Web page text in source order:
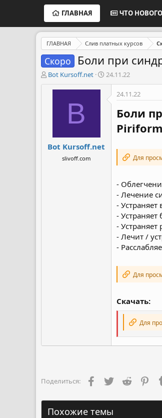
ГЛАВНАЯ ЧТО
ГЛАВНАЯ Слив платных курсов
Скоро Боли при
А
в
ы
Bot Kursoff.net
Д
а
а
24.11.22
B
Bot Kursoff.net
slivoff.com
24.11.22
Боли
Для
-
- Лечение
-
-
- Устраняет
- Лечит /
-
Для
Скачать:
Для
Поделиться: FacebookTwitter Reddit
Похожие темы